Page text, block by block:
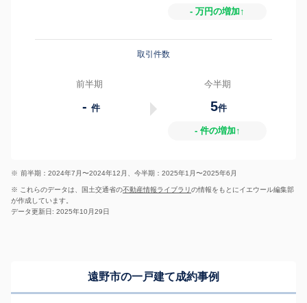
- 万円の増加↑
取引件数
前半期
- 件
今半期
5件
- 件の増加↑
※ 前半期：2024年7月〜2024年12月、今半期：2025年1月〜2025年6月
※ これらのデータは、国土交通省の不動産情報ライブラリの情報をもとにイエウール編集部
が作成しています。
データ更新日: 2025年10月29日
遠野市の一戸建て成約事例